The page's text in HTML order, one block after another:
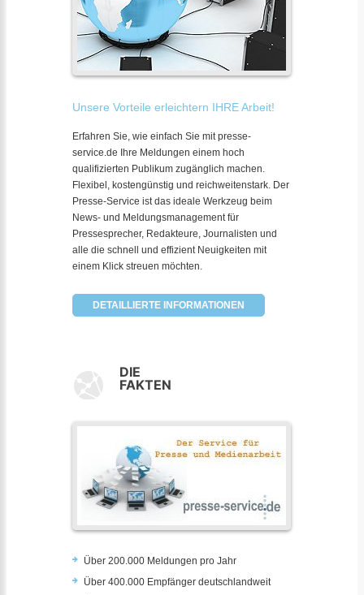
Unsere Vorteile erleichtern IHRE Arbeit!
Erfahren Sie, wie einfach Sie mit presse-
service.de Ihre Meldungen einem hoch
qualifizierten Publikum zugänglich machen.
Flexibel, kostengünstig und reichweitenstark. Der
Presse-Service ist das ideale Werkzeug beim
News- und Meldungsmanagement für
Pressesprecher, Redakteure, Journalisten und
alle die schnell und effizient Neuigkeiten mit
einem Klick streuen möchten.
DETAILLIERTE INFORMATIONEN
DIE
FAKTEN
Über 200.000 Meldungen pro Jahr
Über 400.000 Empfänger deutschlandweit